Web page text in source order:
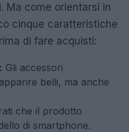
Ma come orientarsi in
cinque caratteristiche
di fare acquisti:
Gli accessori
belli, ma anche
che il prodotto
di smartphone.